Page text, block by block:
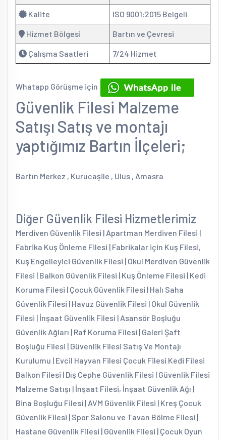
Kalite ISO 9001:2015 Belgeli
Hizmet Bölgesi Bartın ve Çevresi
Çalışma Saatleri 7/24 Hizmet
Whatapp Görüşme için
Güvenlik Filesi Malzeme
Satışı Satış ve montajı
yaptığımız Bartın İlçeleri;
Bartın Merkez , Kurucaşile , Ulus , Amasra
Diğer Güvenlik Filesi Hizmetlerimiz
Merdiven Güvenlik Filesi | Apartman Merdiven Filesi |
Fabrika Kuş Önleme Filesi | Fabrikalar için Kuş Filesi,
Kuş Engelleyici Güvenlik Filesi | Okul Merdiven Güvenlik
Filesi | Balkon Güvenlik Filesi | Kuş Önleme Filesi | Kedi
Koruma Filesi | Çocuk Güvenlik Filesi | Halı Saha
Güvenlik Filesi | Havuz Güvenlik Filesi | Okul Güvenlik
Filesi | İnşaat Güvenlik Filesi | Asansör Boşluğu
Güvenlik Ağları | Raf Koruma Filesi | Galeri Şaft
Boşluğu Filesi | Güvenlik Filesi Satış Ve Montajı
Kurulumu | Evcil Hayvan Filesi Çocuk Filesi Kedi Filesi
Balkon Filesi | Dış Cephe Güvenlik Filesi | Güvenlik Filesi
Malzeme Satışı | İnşaat Filesi, İnşaat Güvenlik Ağı |
Bina Boşluğu Filesi | AVM Güvenlik Filesi | Kreş Çocuk
Güvenlik Filesi | Spor Salonu ve Tavan Bölme Filesi |
Hastane Güvenlik Filesi | Güvenlik Filesi | Çocuk Oyun